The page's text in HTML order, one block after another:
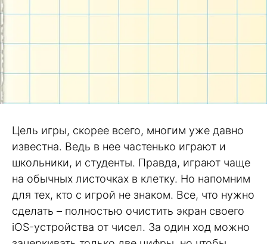
Цель игры, скорее всего, многим уже давно
известна. Ведь в нее частенько играют и
школьники, и студенты. Правда, играют чаще
на обычных листочках в клетку. Но напомним
для тех, кто с игрой не знаком. Все, что нужно
сделать – полностью очистить экран своего
iOS-устройства от чисел. За один ход можно